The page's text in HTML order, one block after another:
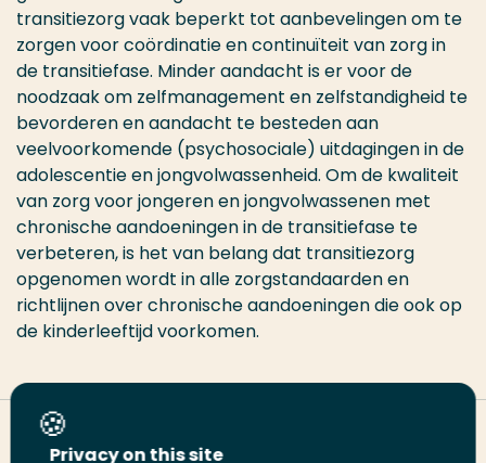
transitiezorg vaak beperkt tot aanbevelingen om te
zorgen voor coördinatie en continuïteit van zorg in
de transitiefase. Minder aandacht is er voor de
noodzaak om zelfmanagement en zelfstandigheid te
bevorderen en aandacht te besteden aan
veelvoorkomende (psychosociale) uitdagingen in de
adolescentie en jongvolwassenheid. Om de kwaliteit
van zorg voor jongeren en jongvolwassenen met
chronische aandoeningen in de transitiefase te
verbeteren, is het van belang dat transitiezorg
opgenomen wordt in alle zorgstandaarden en
richtlijnen over chronische aandoeningen die ook op
de kinderleeftijd voorkomen.
Deel deze pagina
Privacy on this site